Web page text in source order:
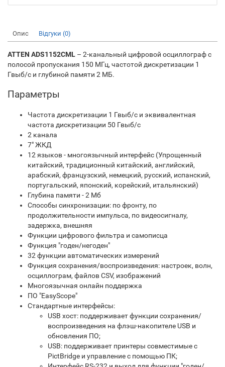
Опис Відгуки (0)
ATTEN ADS1152CML – 2-канальный цифровой осциллограф с
полосой пропускания 150 MГц, частотой дискретизации 1
Гвыб/с и глубиной памяти 2 МБ.
Параметры
Частота дискретизации 1 Гвыб/с и эквивалентная
частота дискретизации 50 Гвыб/с
2 канала
7" ЖКД
12 языков - многоязычный интерфейс (Упрощенный
китайский, традиционный китайский, английский,
арабский, французский, немецкий, русский, испанский,
португальский, японский, корейский, итальянский)
Глубина памяти - 2 Мб
Способы синхронизации: по фронту, по
продолжительности импульса, по видеосигналу,
задержка, внешняя
Функции цифрового фильтра и самописца
Функция "годен/негоден"
32 функции автоматических измерений
Функция сохранения/воспроизведения: настроек, волн,
осциллограм, файлов CSV, изображений
Многоязычная онлайн поддержка
ПО "EasyScope"
Стандартные интерфейсы:
USB хост: поддерживает функции сохранения/
воспроизведения на флэш-накопителе USB и
обновления ПО;
USB: поддерживает принтеры совместимые с
PictBridge и управление с помощью ПК;